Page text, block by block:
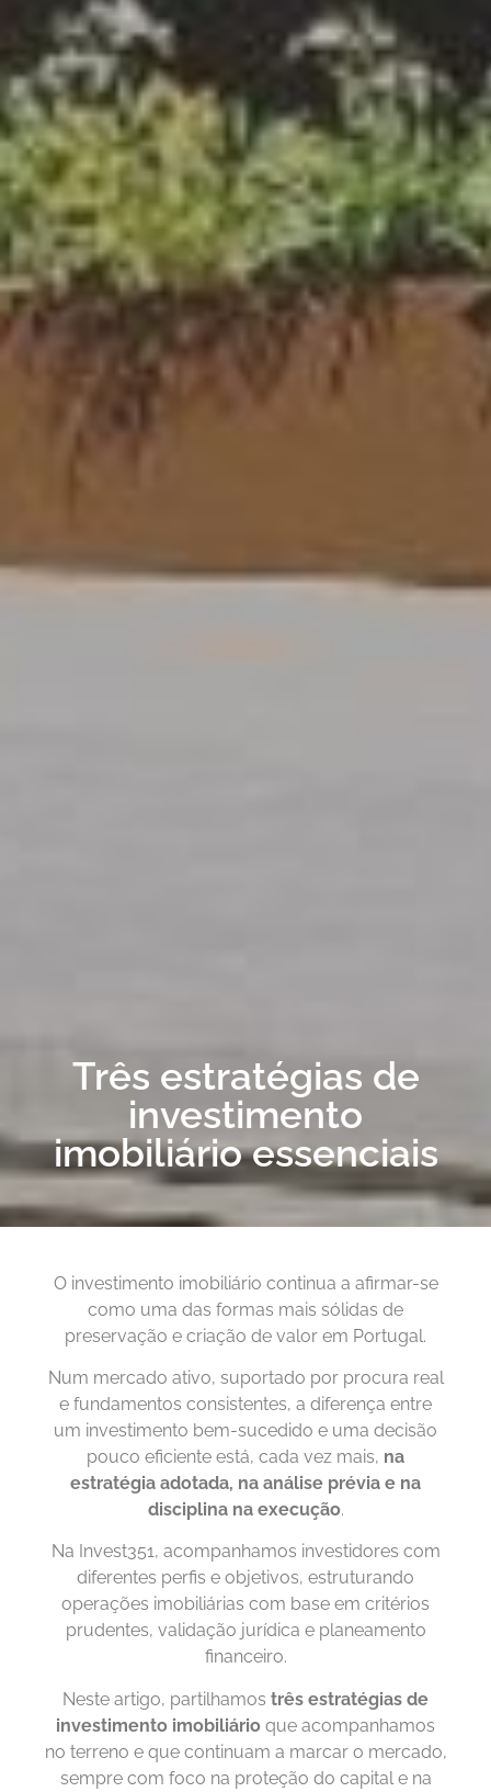
Três estratégias de
investimento
imobiliário essenciais
O investimento imobiliário continua a afirmar-se
como uma das formas mais sólidas de
preservação e criação de valor em Portugal.
Num mercado ativo, suportado por procura real
e fundamentos consistentes, a diferença entre
um investimento bem-sucedido e uma decisão
pouco eficiente está, cada vez mais, na
estratégia adotada, na análise prévia e na
disciplina na execução.
Na Invest351, acompanhamos investidores com
diferentes perfis e objetivos, estruturando
operações imobiliárias com base em critérios
prudentes, validação jurídica e planeamento
financeiro.
Neste artigo, partilhamos três estratégias de
investimento imobiliário que acompanhamos
no terreno e que continuam a marcar o mercado,
sempre com foco na proteção do capital e na